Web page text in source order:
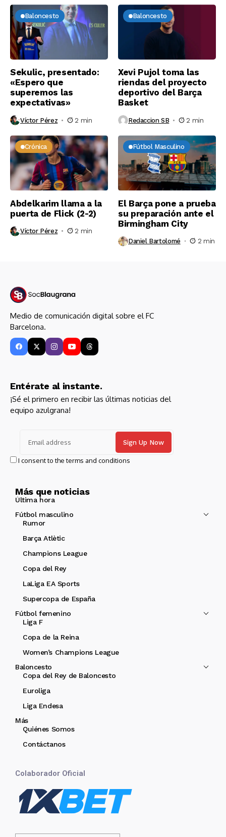
Baloncesto
Sekulic, presentado:
«Espero que
superemos las
expectativas»
Víctor Pérez 2 min
Baloncesto
Xevi Pujol toma las
riendas del proyecto
deportivo del Barça
Basket
Redaccion SB 2 min
Crónica
Abdelkarim llama a la
puerta de Flick (2-2)
Víctor Pérez 2 min
Fútbol Masculino
El Barça pone a prueba
su preparación ante el
Birmingham City
Daniel Bartolomé 2 min
Medio de comunicación digital sobre el FC
Barcelona.
Entérate al instante.
¡Sé el primero en recibir las últimas noticias del
equipo azulgrana!
I consent to the terms and conditions
Más que noticias
Última hora
Fútbol masculino
Rumor
Barça Atlètic
Champions League
Copa del Rey
LaLiga EA Sports
Supercopa de España
Fútbol femenino
Liga F
Copa de la Reina
Women’s Champions League
Baloncesto
Copa del Rey de Baloncesto
Euroliga
Liga Endesa
Más
Quiénes Somos
Contáctanos
Colaborador Oficial